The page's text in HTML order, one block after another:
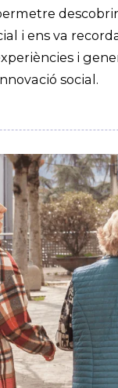
i ens va
i
social.